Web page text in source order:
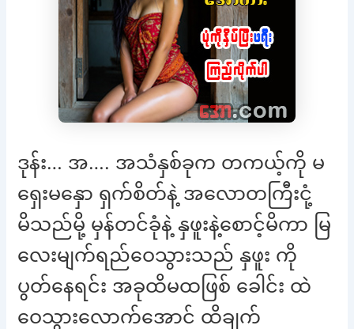
ဒုန်း… အ…. အသံနှစ်ခုက တကယ့်ကို မ
ရှေးမနှော ရှက်စိတ်နဲ့ အလောတကြီးငုံ့
မိသည်မို့ မှန်တင်ခုံနဲ့ နှဖူးနဲ့စောင့်မိကာ မြ
လေးမျက်ရည်ဝေသွားသည် နှဖူး ကို
ပွတ်နေရင်း အခုထိမထဖြစ် ခေါင်း ထဲ
ဝေသွားလောက်အောင် ထိချက်